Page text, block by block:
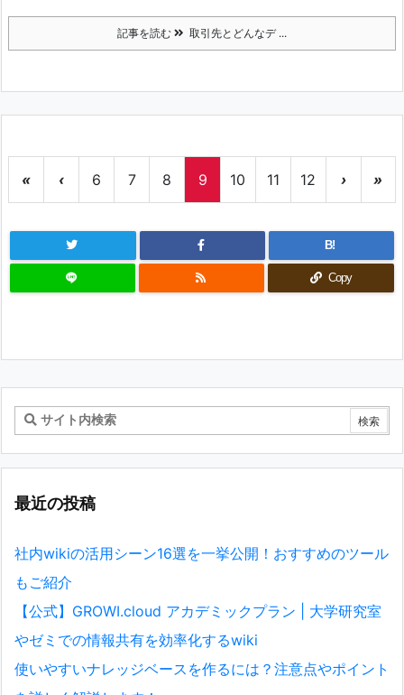
記事を読む 取引先とどんなデ ...
« ‹ 6 7 8 9 10 11 12 › »
B!
Copy
最近の投稿
社内wikiの活用シーン16選を一挙公開！おすすめのツール
もご紹介
【公式】GROWI.cloud アカデミックプラン | 大学研究室
やゼミでの情報共有を効率化するwiki
使いやすいナレッジベースを作るには？注意点やポイント